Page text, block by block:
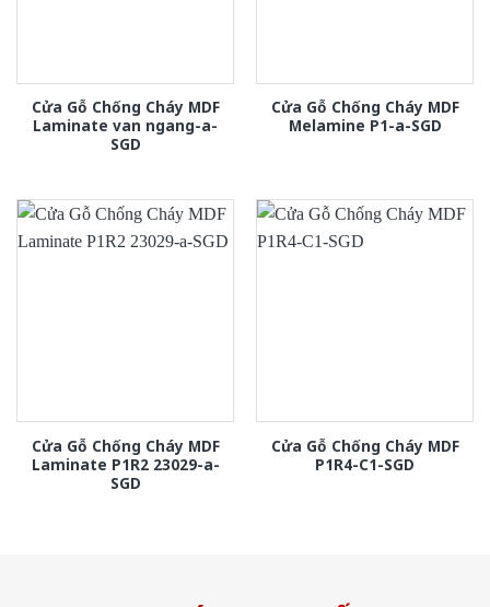
Cửa Gỗ Chống Cháy MDF
Laminate van ngang-a-
SGD
Cửa Gỗ Chống Cháy MDF
Melamine P1-a-SGD
Cửa Gỗ Chống Cháy MDF
Laminate P1R2 23029-a-
SGD
Cửa Gỗ Chống Cháy MDF
P1R4-C1-SGD